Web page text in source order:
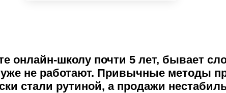
онлайн-школу почти 5 лет, бывает
не работают. Привычные методы
стали рутиной, а продажи